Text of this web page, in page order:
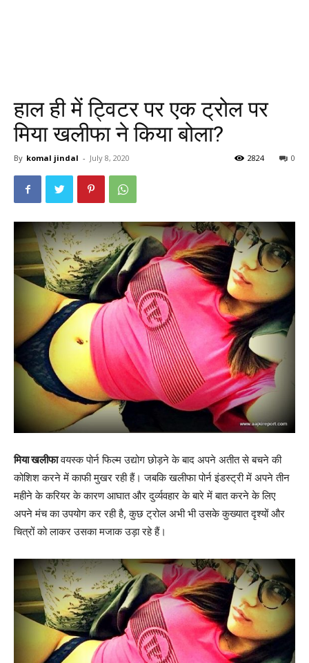
हाल ही में ट्विटर पर एक ट्रोल पर
मिया खलीफा ने किया बोला?
By komal jindal - July 8, 2020 0
2824
मिया खलीफावयस्क पोर्न फिल्म उद्योग छोड़ने के बाद अपने अतीत से बचने की
कोशिश करने में काफी मुखर रही हैं। जबकि खलीफा पोर्न इंडस्ट्री में अपने तीन
महीने के करियर के कारण आघात और दुर्व्यवहार के बारे में बात करने के लिए
अपने मंच का उपयोग कर रही है, कुछ ट्रोल अभी भी उसके कुख्यात दृश्यों और
चित्रों को लाकर उसका मजाक उड़ा रहे हैं।